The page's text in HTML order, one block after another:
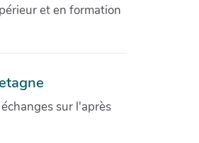
et en formation
sur l'après